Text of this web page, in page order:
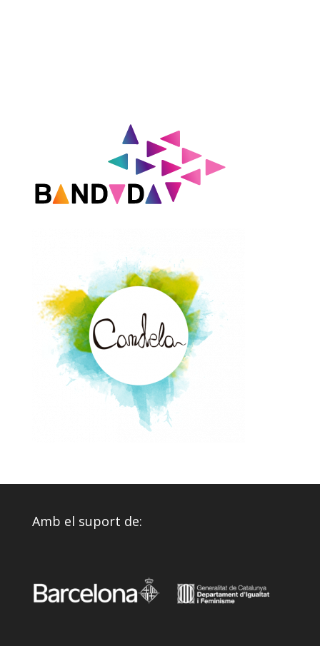
Amb el suport de: